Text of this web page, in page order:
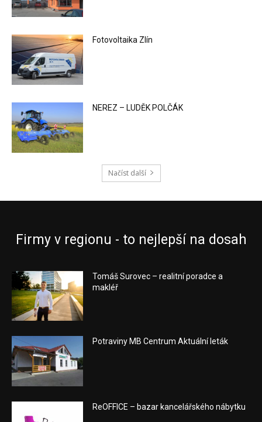
Fotovoltaika Zlín
NEREZ – LUDĚK POLČÁK
Načíst další
Firmy v regionu - to nejlepší na dosah
Tomáš Surovec – realitní poradce a
makléř
Potraviny MB Centrum Aktuální leták
ReOFFICE – bazar kancelářského nábytku